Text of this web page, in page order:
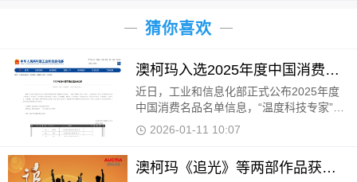
猜你喜欢
澳柯玛入选2025年度中国消费名品
近日，工业和信息化部正式公布2025年度
中国消费名品名单信息，“温度科技专家”澳
柯玛凭借卓越的产品品质、持续的创新能
力、积极的社会责任担当及深厚的用户口碑
2026-01-11 10:07
澳柯玛《追光》等两部作品获国有企业优秀品牌故事